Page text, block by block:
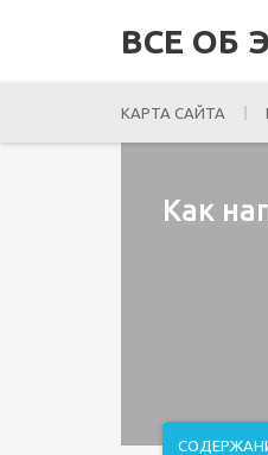
ВСЕ ОБ
КАРТА САЙТА
Как